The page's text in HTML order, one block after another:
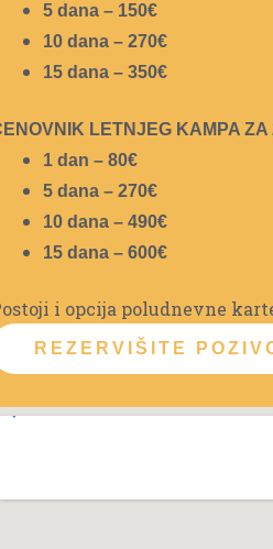
5 dana – 150€
10 dana – 270€
15 dana – 350€
LETNJEG KAMPA ZA
1 dan – 80€
5 dana – 270€
10 dana – 490€
15 dana – 600€
i opcija poludnevne
REZERVIŠITE